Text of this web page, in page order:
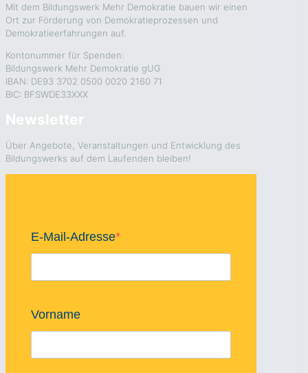
Mit dem Bildungswerk Mehr Demokratie bauen wir einen
Ort zur Förderung von Demokratieprozessen und
Demokratieerfahrungen auf.
Kontonummer für Spenden:
Bildungswerk Mehr Demokratie gUG
IBAN: DE93 3702 0500 0020 2160 71
BIC: BFSWDE33XXX
Newsletter
Über Angebote, Veranstaltungen und Entwicklung des
Bildungswerks auf dem Laufenden bleiben!
E-Mail-Adresse
Vorname